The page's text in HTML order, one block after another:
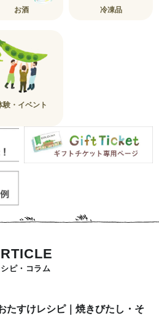
お酒 冷凍品
験・イベント
ピ・コラム
たすけレシピ｜焼きびたし・そ